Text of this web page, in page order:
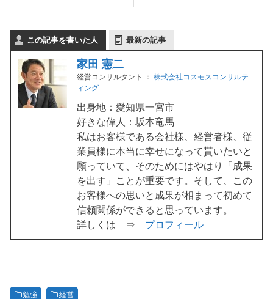
この記事を書いた人 最新の記事
家田 憲二
経営コンサルタント ：株式会社コスモスコンサルテ
ィング
出身地：愛知県一宮市
好きな偉人：坂本竜馬
私はお客様である会社様、経営者様、従
業員様に本当に幸せになって貰いたいと
願っていて、そのためにはやはり「成果
を出す」ことが重要です。そして、この
お客様への思いと成果が相まって初めて
信頼関係ができると思っています。
詳しくは ⇒ プロフィール
勉強 経営